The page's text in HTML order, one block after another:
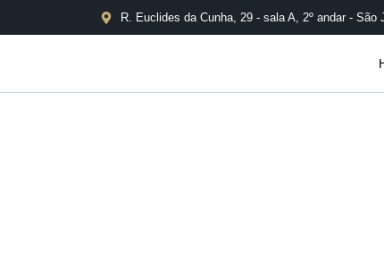
R. Euclides da Cunha, 29 - sala A, 2º andar -